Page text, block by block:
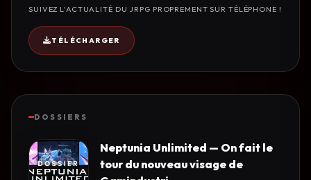
SUIVEZ L'ACTUALITÉ DU JRPG PROPREMENT SUR TÉLÉPHONE !
TÉLÉCHARGER
DOSSIERS
Neptunia Unlimited — On fait le
tour du nouveau visage de